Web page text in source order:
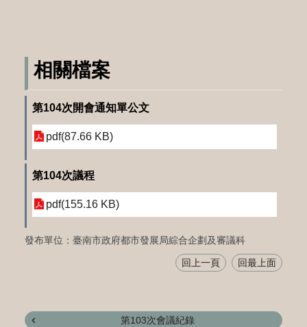
相關檔案
第104次開會通知單公文
pdf(87.66 KB)
第104次議程
pdf(155.16 KB)
發布單位：臺南市政府都市發展局綜合企劃及審議科
回上一頁 回最上面
第103次會議紀錄